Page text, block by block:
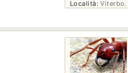
Località: Viterbo.